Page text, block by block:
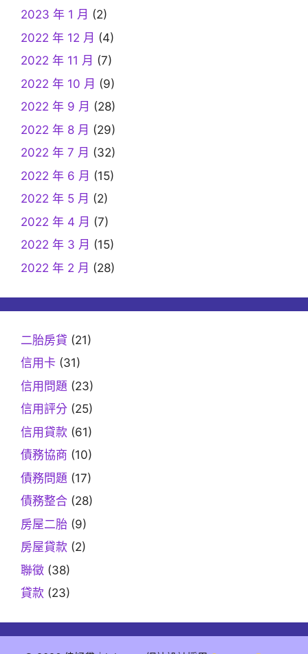
2023 年 1 月 (2)
2022 年 12 月 (4)
2022 年 11 月 (7)
2022 年 10 月 (9)
2022 年 9 月 (28)
2022 年 8 月 (29)
2022 年 7 月 (32)
2022 年 6 月 (15)
2022 年 5 月 (2)
2022 年 4 月 (7)
2022 年 3 月 (15)
2022 年 2 月 (28)
二胎房貸 (21)
信用卡 (31)
信用問題 (23)
信用評分 (25)
信用貸款 (61)
債務協商 (10)
債務問題 (17)
債務整合 (28)
房屋二胎 (9)
房屋貸款 (2)
聯徵 (38)
貸款 (23)